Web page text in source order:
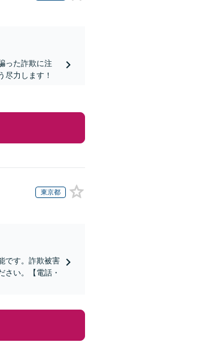
った詐欺に注
尽力します！
東京都
です。詐欺被害
さい。【電話・